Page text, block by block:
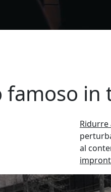
famoso
Ridurre
al
alle esigenze